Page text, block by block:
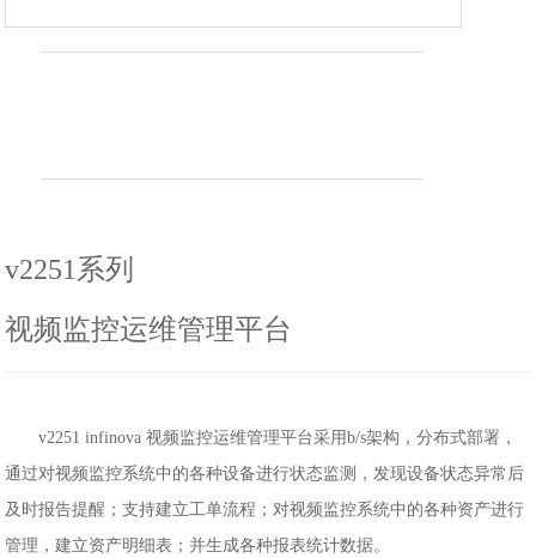
v2251系列
视频监控运维管理平台
v2251 infinova 视频监控运维管理平台采用b/s架构，分布式部署，
通过对视频监控系统中的各种设备进行状态监测，发现设备状态异常后
及时报告提醒；支持建立工单流程；对视频监控系统中的各种资产进行
管理，建立资产明细表；并生成各种报表统计数据。